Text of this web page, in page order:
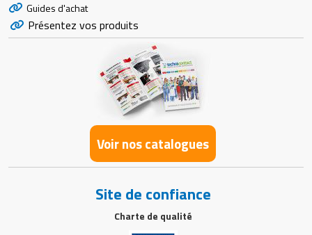
Guides d'achat
Présentez vos produits
Voir nos catalogues
Site de confiance
Charte de qualité